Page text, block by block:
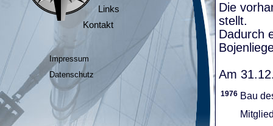
Links
Kontakt
Impressum
Datenschutz
Die
stellt.
Dadurch
Am
1976 Bau